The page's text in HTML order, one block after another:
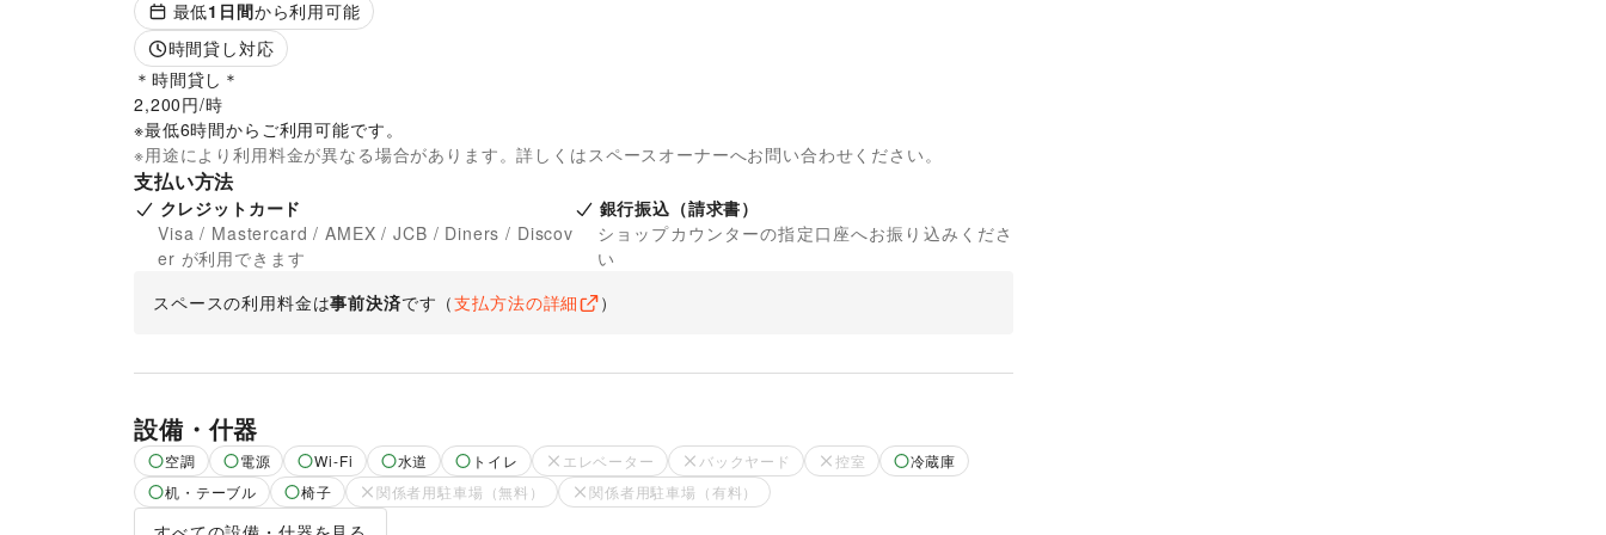
最低1 日間から利用可能
時間貸し対応
＊時間貸し＊
2,200円/時
※最低6時間からご利用可能です。
※用途により利用料金が異なる場合があります。詳しくはスペースオーナーへお問い合わせください。
支払い方法
クレジットカード
Visa / Mastercard / AMEX / JCB / Diners / Discov
er が利用できます
銀行振込（請求書）
ショップカウンターの指定口座へお振り込みくださ
い
スペースの利用料金は事前決済です （支払方法の詳細 ）
設備・什器
空調 電源 Wi-Fi 水道 トイレ エレベーター バックヤード 控室
冷蔵庫
机・テーブル
椅子 関係者用駐車場（無料） 関係者用駐車場（有料）